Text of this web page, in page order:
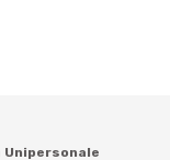
Unipersonale